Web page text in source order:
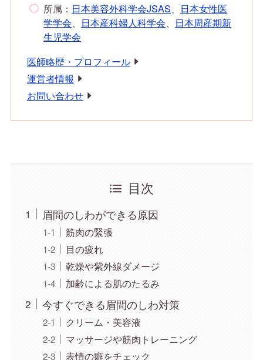
所属： 日本美容外科学会JSAS、 日本女性医
学学会、 日本産科婦人科学会、 日本周産期新
生児学会
医師略歴・プロフィール
運営者情報
お問い合わせ
目次
眉間のしわができる原因
筋肉の緊張
目の疲れ
乾燥や紫外線ダメージ
加齢による肌のたるみ
今すぐできる眉間のしわ対策
クリーム・美容液
マッサージや筋肉トレーニング
表情の癖をチェック